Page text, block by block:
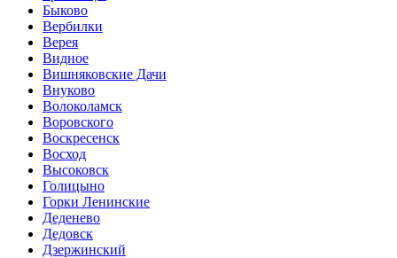
Быково
Вербилки
Верея
Видное
Вишняковские Дачи
Внуково
Волоколамск
Воровского
Воскресенск
Восход
Высоковск
Голицыно
Горки Ленинские
Деденево
Дедовск
Дзержинский